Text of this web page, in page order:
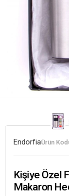
EndorfiaÜrün
Kişiye Özel
Makaron